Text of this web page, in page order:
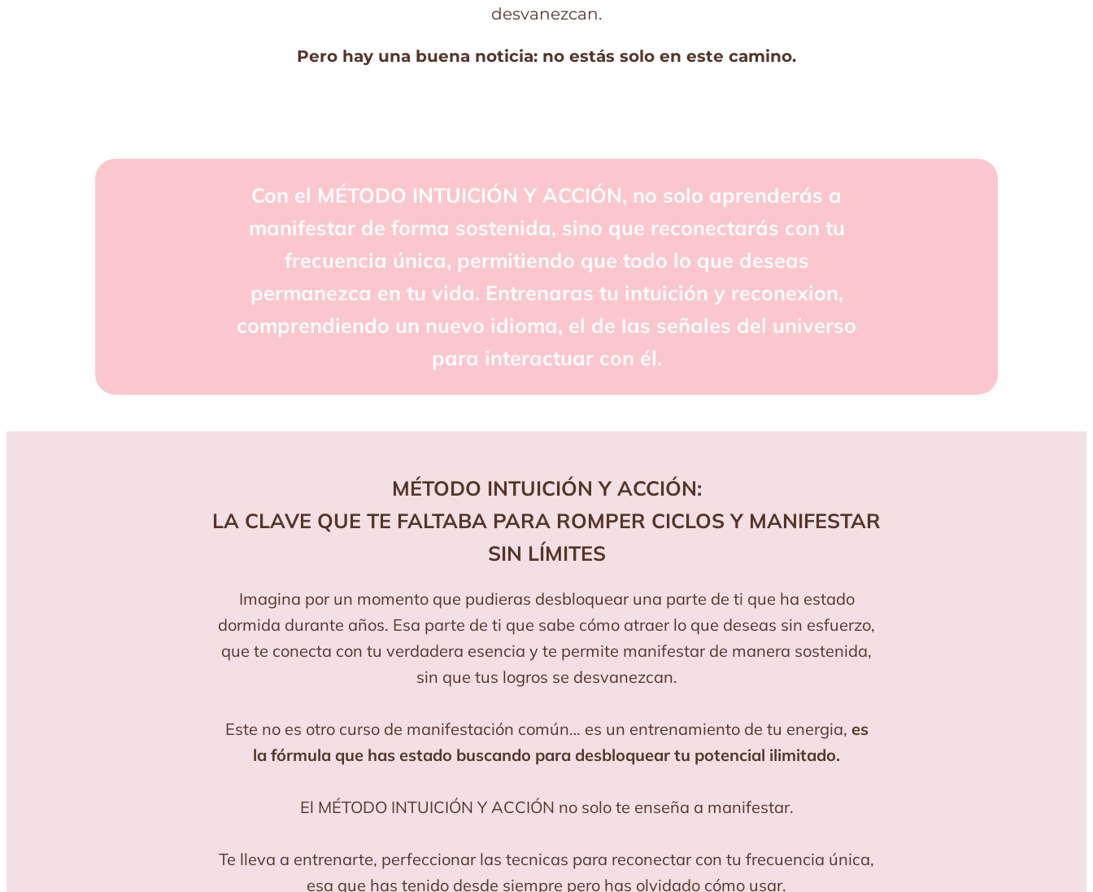
desvanezcan.
Pero hay una buena noticia: no estás solo en este camino.
Con el MÉTODO INTUICIÓN Y ACCIÓN, no solo aprenderás a
manifestar de forma sostenida, sino que reconectarás con tu
frecuencia única, permitiendo que todo lo que deseas
permanezca en tu vida. Entrenaras tu intuición y reconexion,
comprendiendo un nuevo idioma, el de las señales del universo
para interactuar con él.
MÉTODO INTUICIÓN Y ACCIÓN:
LA CLAVE QUE TE FALTABA PARA ROMPER CICLOS Y MANIFESTAR
SIN LÍMITES
Imagina por un momento que pudieras desbloquear una parte de ti que ha estado
dormida durante años. Esa parte de ti que sabe cómo atraer lo que deseas sin esfuerzo,
que te conecta con tu verdadera esencia y te permite manifestar de manera sostenida,
sin que tus logros se desvanezcan.
Este no es otro curso de manifestación común… es un entrenamiento de tu energia, es
la fórmula que has estado buscando para desbloquear tu potencial ilimitado.
El MÉTODO INTUICIÓN Y ACCIÓN no solo te enseña a manifestar.
Te lleva a entrenarte, perfeccionar las tecnicas para reconectar con tu frecuencia única,
esa que has tenido desde siempre pero has olvidado cómo usar.